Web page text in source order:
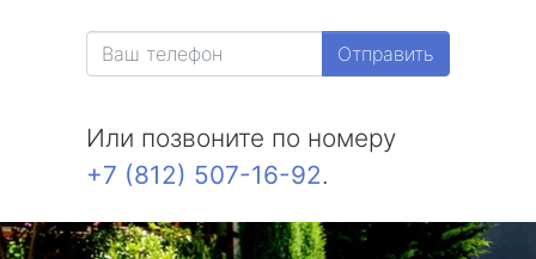
Отправить
Или позвоните по номеру
+7 (812) 507-16-92.